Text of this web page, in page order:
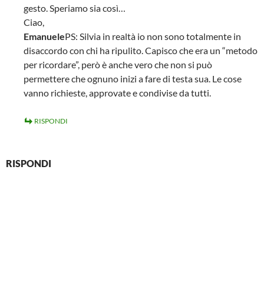
gesto. Speriamo sia così…
Ciao,
EmanuelePS: Silvia in realtà io non sono totalmente in
disaccordo con chi ha ripulito. Capisco che era un “metodo
per ricordare”, però è anche vero che non si può
permettere che ognuno inizi a fare di testa sua. Le cose
vanno richieste, approvate e condivise da tutti.
RISPONDI
RISPONDI